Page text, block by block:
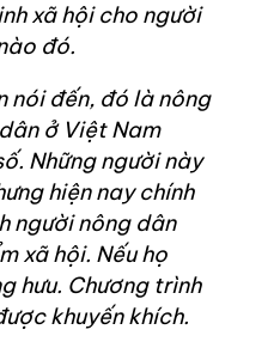
xã hội cho người
đó.
nói đến, đó là nông
ở Việt Nam
Những người này
hiện nay chính
người nông dân
xã hội. Nếu họ
hưu. Chương trình
khuyến khích.